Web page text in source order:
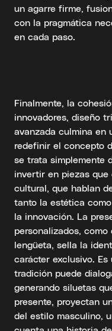
un agarre firme,
con la pragmática
en cada paso.
Finalmente, la
innovadores, diseño
avanzada culmina en
redefinir el concepto
se trata simplemente
invertir en piezas que
cultural, que hablan
tanto la estética
la innovación. La
personalizados,
lengüeta, sella la
carácter exclusivo.
tradición puede
generando siluetas
presente, proyectan
del estilo masculino,